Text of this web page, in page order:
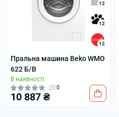
12
12
12
Пральна машина Beko WMO
622 Б/В
В наявності
0
10 887 ₴